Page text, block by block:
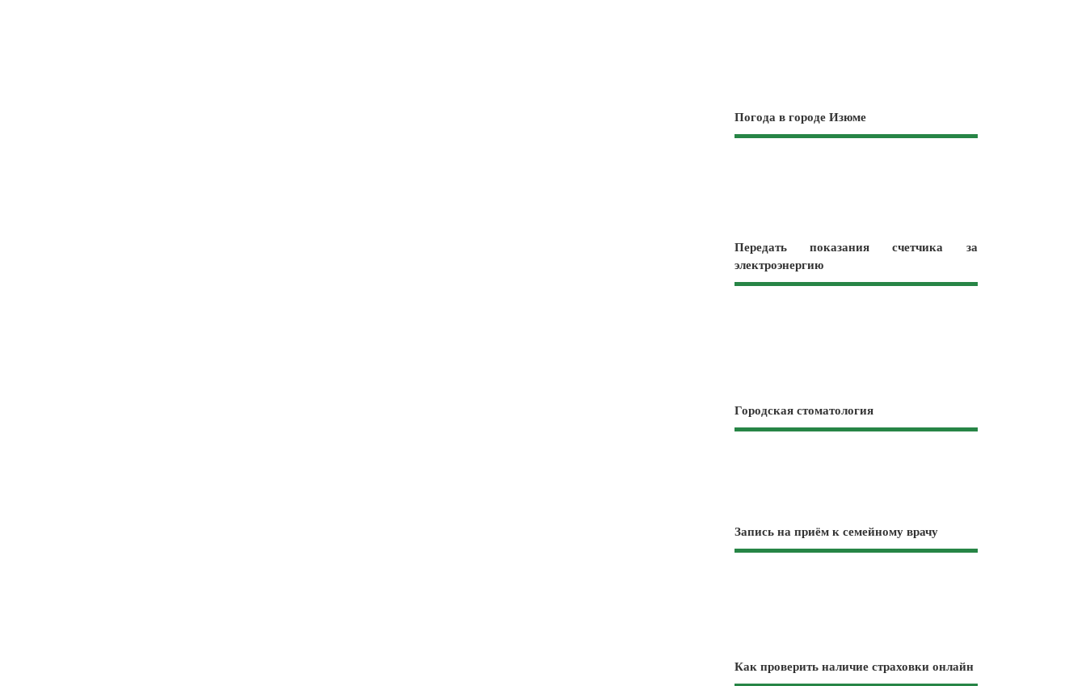
Погода в городе Изюме
Передать показания счетчика за
электроэнергию
Городская стоматология
Запись на приём к семейному врачу
Как проверить наличие страховки онлайн